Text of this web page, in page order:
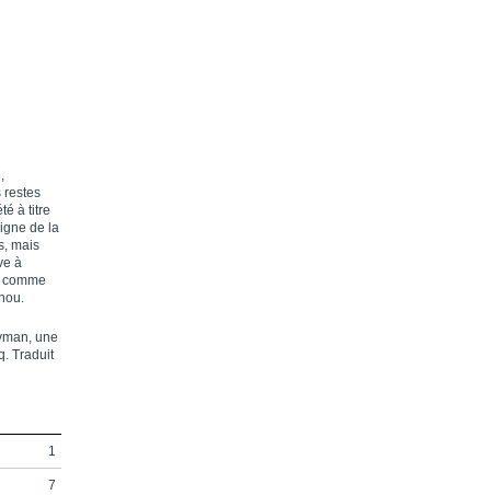
restes
à titre
de la
mais
à
une
Traduit
1
7